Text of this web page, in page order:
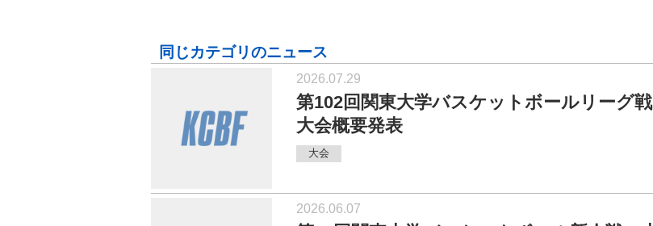
同じカテゴリのニュース
2026.07.29
第102回関東大学バスケットボールリーグ戦
大会概要発表
大会
2026.06.07